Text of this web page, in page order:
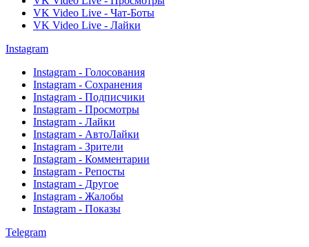
VK Video Live - Чат-Боты
VK Video Live - Лайки
Instagram
Instagram - Голосования
Instagram - Сохранения
Instagram - Подписчики
Instagram - Просмотры
Instagram - Лайки
Instagram - АвтоЛайки
Instagram - Зрители
Instagram - Комментарии
Instagram - Репосты
Instagram - Другое
Instagram - Жалобы
Instagram - Показы
Telegram